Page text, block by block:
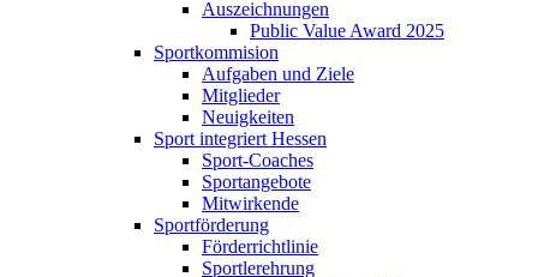
Auszeichnungen
Public Value Award 2025
Sportkommision
Aufgaben und Ziele
Mitglieder
Neuigkeiten
Sport integriert Hessen
Sport-Coaches
Sportangebote
Mitwirkende
Sportförderung
Förderrichtlinie
Sportlerehrung